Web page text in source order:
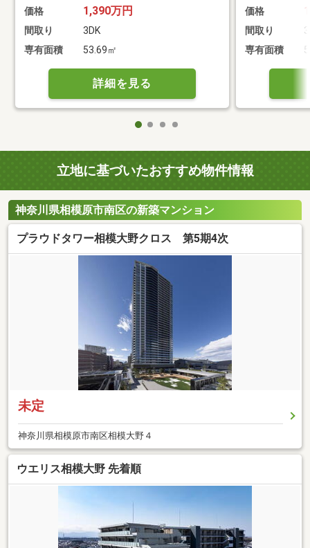
価格 1,390万円
間取り
3DK
専有面積
53.69㎡
詳細を見る
価格
間取り
専有面積
立地に基づいたおすすめ物件情報
神奈川県相模原市南区の新築マンション
プラウドタワー相模大野クロス 第5期4次
未定
神奈川県相模原市南区相模大野４
ウエリス相模大野 先着順